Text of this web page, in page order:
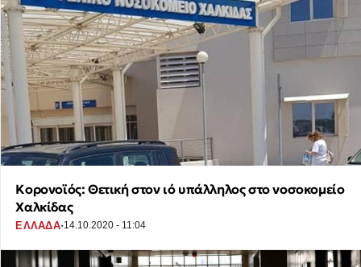
Kορονοϊός: Θετική στον ιό υπάλληλος στο νοσοκομείο
Χαλκίδας
ΕΛΛΑΔΑ·14.10.2020 - 11:04